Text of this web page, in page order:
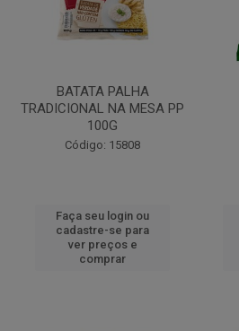
BATATA PALHA
TRADICIONAL NA MESA PP
100G
Código: 15808
Faça seu login ou
cadastre-se para
ver preços e
comprar